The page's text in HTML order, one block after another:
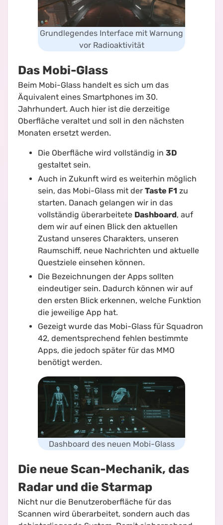
Grundlegendes Interface mit Warnung
vor Radioaktivität
Das Mobi-Glass
Beim Mobi-Glass handelt es sich um das
Äquivalent eines Smartphones im 30.
Jahrhundert. Auch hier ist die derzeitige
Oberfläche veraltet und soll in den nächsten
Monaten ersetzt werden.
Die Oberfläche wird vollständig in 3D
gestaltet sein.
Auch in Zukunft wird es weiterhin möglich
sein, das Mobi-Glass mit der Taste F1 zu
starten. Danach gelangen wir in das
vollständig überarbeitete Dashboard, auf
dem wir auf einen Blick den aktuellen
Zustand unseres Charakters, unseren
Raumschiff, neue Nachrichten und aktuelle
Questziele einsehen können.
Die Bezeichnungen der Apps sollten
eindeutiger sein. Dadurch können wir auf
den ersten Blick erkennen, welche Funktion
die jeweilige App hat.
Gezeigt wurde das Mobi-Glass für Squadron
42, dementsprechend fehlen bestimmte
Apps, die jedoch später für das MMO
benötigt werden.
Dashboard des neuen Mobi-Glass
Die neue Scan-Mechanik, das
Radar und die Starmap
Nicht nur die Benutzeroberfläche für das
Scannen wird überarbeitet, sondern auch das